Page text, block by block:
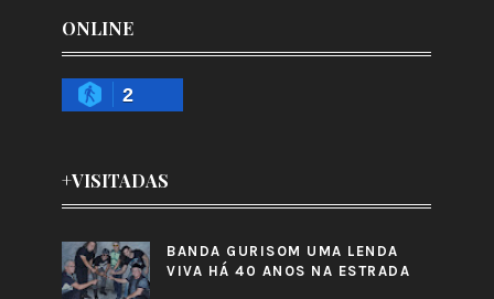
ONLINE
2
+VISITADAS
BANDA GURISOM UMA LENDA
VIVA HÁ 40 ANOS NA ESTRADA